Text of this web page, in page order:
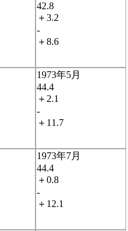
42.8
＋3.2
-
＋8.6
1973年5月
44.4
＋2.1
-
＋11.7
1973年7月
44.4
＋0.8
-
＋12.1